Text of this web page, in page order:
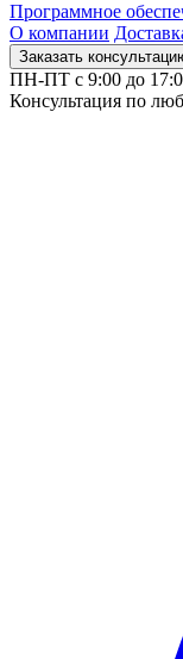
Программное
О компании
Заказать
ПН-ПТ с 9:00 до
Консультация по